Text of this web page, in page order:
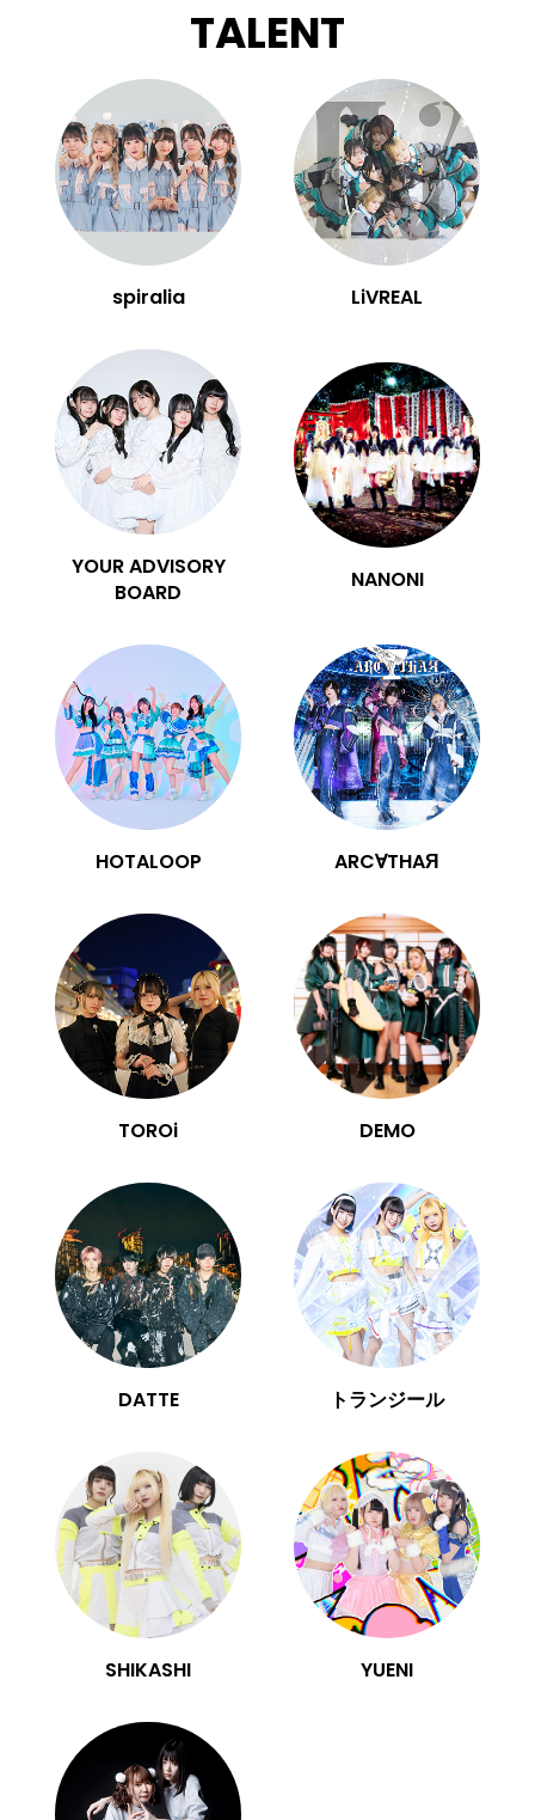
TALENT
spiralia LiVREAL
YOUR ADVISORY
BOARD
NANONI
HOTALOOP ARC∀THAЯ
TOROi DEMO
DATTE トランジール
SHIKASHI YUENI